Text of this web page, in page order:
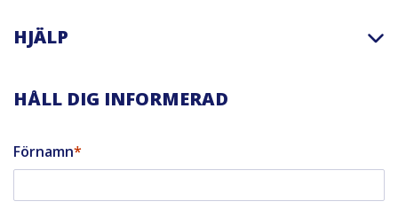
HJÄLP
HÅLL DIG INFORMERAD
Förnamn